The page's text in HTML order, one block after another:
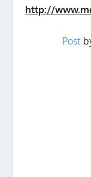
http://
Post